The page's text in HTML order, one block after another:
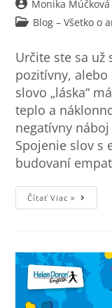
Monika Múčková
Blog – Všetko o
Určite ste sa už
pozitívny,
slovo „láska“
teplo a
negatívny
Spojenie slov s
budovaní
Čítať Viac »